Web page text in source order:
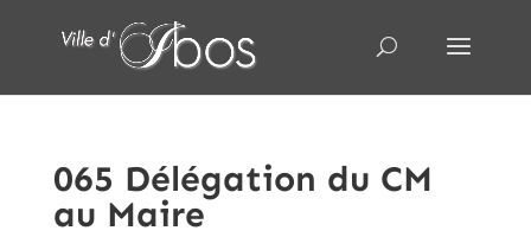
065 Délégation du CM
au Maire